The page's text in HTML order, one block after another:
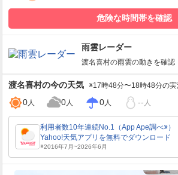
危険な時間帯を確認
雨雲レーダー
渡名喜村の雨雲の動きを確認
渡名喜村の今の天気 ※17時48分〜18時48分の実
0人 0人 0人 -- 人